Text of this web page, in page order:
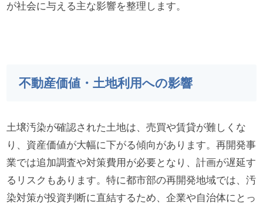
が社会に与える主な影響を整理します。
不動産価値・土地利用への影響
土壌汚染が確認された土地は、売買や賃貸が難しくな
り、資産価値が大幅に下がる傾向があります。再開発事
業では追加調査や対策費用が必要となり、計画が遅延す
るリスクもあります。特に都市部の再開発地域では、汚
染対策が投資判断に直結するため、企業や自治体にとっ